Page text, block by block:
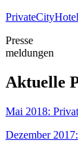
Presse
meldungen
Aktuelle
Mai 2018:
Dezember